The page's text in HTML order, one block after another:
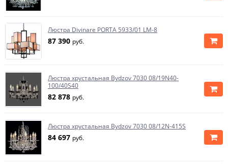
Люстра Divinare PORTA 5933/01 LM-8
87 390 руб.
Люстра хрустальная Bydzov 7030 08/19N40-
100/40S40
82 878 руб.
Люстра хрустальная Bydzov 7030 08/12N-415S
84 697 руб.